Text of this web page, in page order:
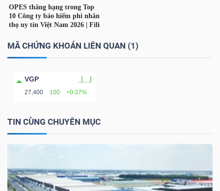
MÃ CHỨNG KHOÁN LIÊN QUAN (1)
VGP
27,400 100 +0.37%
TIN CÙNG CHUYÊN MỤC
YẾU
DÙNG
THIẾT
SÓC